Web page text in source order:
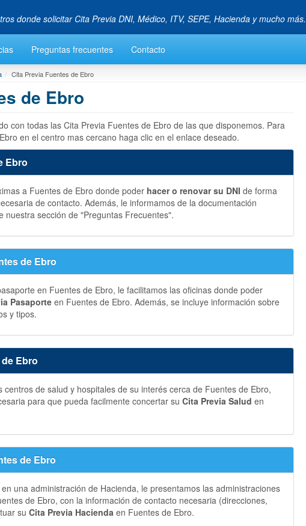
donde solicitar Cita Previa DNI, Médico, ITV, SEPE, Hacienda y mucho más.
Preguntas frecuentes Contacto
Cita Previa Fuentes de Ebro
de Ebro
con todas las Cita Previa Fuentes de Ebro de las que disponemos. Para
en el centro mas cercano haga clic en el enlace deseado.
Ebro
a Fuentes de Ebro donde poder hacer o renovar su DNI de forma
de contacto. Además, le informamos de la documentación
nuestra sección de "Preguntas Frecuentes".
de Ebro
en Fuentes de Ebro, le facilitamos las oficinas donde poder
Pasaporte en Fuentes de Ebro. Además, se incluye información sobre
y tipos.
Ebro
centros de salud y hospitales de su interés cerca de Fuentes de Ebro,
para que pueda facilmente concertar su Cita Previa Salud en
de Ebro
una administración de Hacienda, le presentamos las administraciones
de Ebro, con la información de contacto necesaria (direcciones,
su Cita Previa Hacienda en Fuentes de Ebro.